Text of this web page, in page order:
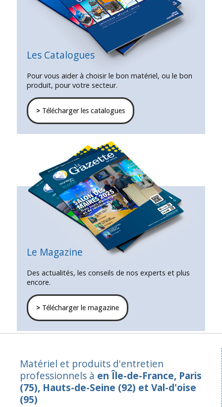
Les Catalogues
Pour vous aider à choisir le bon matériel, ou le bon
produit, pour votre secteur.
>Télécharger les catalogues
Le Magazine
Des actualités, les conseils de nos experts et plus
encore.
>Télécharger le magazine
Matériel et produits d'entretien
professionnels à en Île-de-France, Paris
(75), Hauts-de-Seine (92) et Val-d'oise
(95)